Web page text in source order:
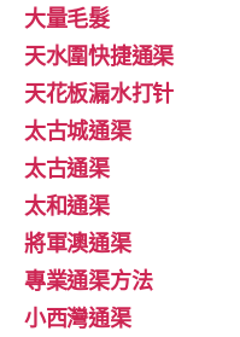
大量毛髮
天水圍快捷通渠
天花板漏水打针
太古城通渠
太古通渠
太和通渠
將軍澳通渠
專業通渠方法
小西灣通渠